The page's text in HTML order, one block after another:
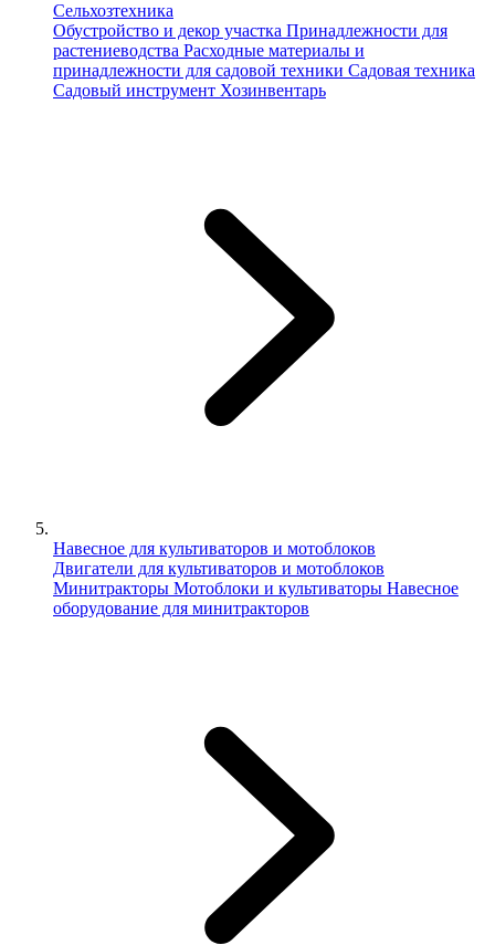
Сельхозтехника
Обустройство и декор участка Принадлежности для
растениеводства Расходные материалы и
принадлежности для садовой техники Садовая техника
Садовый инструмент Хозинвентарь
Навесное для культиваторов и мотоблоков
Двигатели для культиваторов и мотоблоков
Минитракторы Мотоблоки и культиваторы Навесное
оборудование для минитракторов